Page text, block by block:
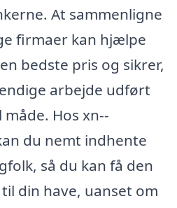
At sammenligne
firmaer kan hjælpe
bedste pris og sikrer,
arbejde udført
Hos xn--
du nemt indhente
så du kan få den
din have, uanset om